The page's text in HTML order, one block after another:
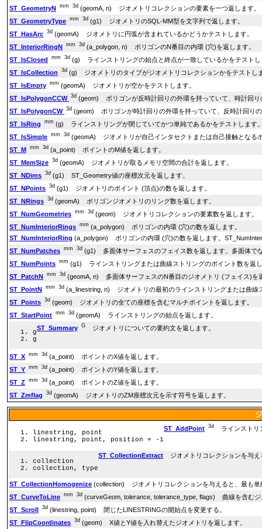
ST_GeometryN mm 3d (geomA, n) ジオメトリコレクションの要素を一つ返します。
ST_GeometryType mm 3d (g1) ジオメトリのSQL-MM型を文字列で返します。
ST_HasArc 3d (geomA) ジオメトリに円弧が含まれているかどうかテストします。
ST_InteriorRingN mm 3d (a_polygon, n) ポリゴンのN番目の内環 (穴)を返します。
ST_IsClosed
mm 3d (g) ラインストリングの始点と終点が一致しているかをテスト
ST_IsCollection
3d (g) ジオメトリのタイプがジオメトリコレクションかをテストし
ST_IsEmpty mm (geomA) ジオメトリが空かをテストします。
ST_IsPolygonCCW 3d (geom) ポリゴンが反時計回りの外環を持っていて、時計回り
ST_IsPolygonCW 3d (geom) ポリゴンが時計回りの外環を持っていて、反時計回り
ST_IsRing
mm (g) ラインストリングが閉じていてかつ単純であるかをテストします
ST_IsSimple mm 3d (geomA) ジオメトリが自己インタセクトまたは自己接触となる
ST_M mm 3d (a_point) ポイントのM値を返します。
ST_MemSize 3d (geomA) ジオメトリが取るメモリ空間の合計を返します。
ST_NDims 3d (g1) ST_Geometry値の座標次元を返します。
ST_NPoints 3d (g1) ジオメトリのポイント (頂点)の数を返します。
ST_NRings 3d (geomA) ポリゴンジオメトリのリング数を返します。
ST_NumGeometries mm 3d (geom) ジオメトリコレクションの要素数を返します。
ST_NumInteriorRings mm (a_polygon) ポリゴンの内環 (穴)の数を返します。
ST_NumInteriorRing (a_polygon) ポリゴンの内環 (穴)の数を返します。
ST_NumPatches mm 3d (g1) 多面体サーフェスのフェイス数を返します。多面体で
ST_NumPoints mm (g1) ラインストリングまたは曲線ストリングのポイント数を返
ST_PatchN mm 3d (geomA, n) 多面体サーフェスのN番目のジオメトリ (フェイス)を
ST_PointN mm 3d (a_linestring, n) ジオメトリの最初のラインストリングまたは曲線
ST_Points 3d (geom) ジオメトリの全ての座標を含むマルチポイントを返します。
ST_StartPoint mm 3d (geomA) ラインストリングの始点を返します。
ST_Summary G ジオメトリについての要約文を返します。
g
g
ST_X mm 3d (a_point) ポイントのX値を返します。
ST_Y mm 3d (a_point) ポイントのY値を返します。
ST_Z mm 3d (a_point) ポイントのZ値を返します。
ST_Zmflag
3d (geomA) ジオメトリのZM座標次元を示す符号を返します。
ST_AddPoint 3d ラインストリ
linestring, point
linestring, point, position = -1
ST_CollectionExtract ジオメトリコレクションを与え
collection
collection, type
ST_CollectionHomogenize (collection) ジオメトリコレクションを与えると、最も単
ST_CurveToLine mm 3d (curveGeom, tolerance, tolerance_type, flags) 曲線を含む
ST_Scroll 3d (linestring, point) 閉じたLINESTRINGの開始点を変更する。
ST_FlipCoordinates 3d (geom) X値とY値を入れ替えたジオメトリを返します。